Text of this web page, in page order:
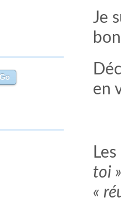
Je
en
toi
«